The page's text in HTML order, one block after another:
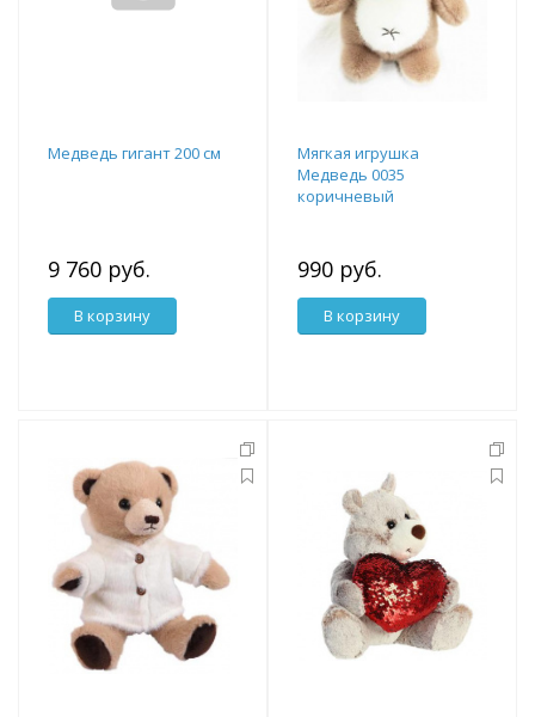
Медведь гигант 200 см
9 760 руб.
В корзину
Мягкая игрушка
Медведь 0035
коричневый
990 руб.
В корзину